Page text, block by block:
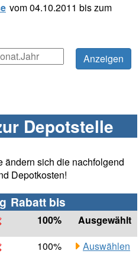
vom 04.10.2011 bis zum
Depotstelle
ändern sich die nachfolgend
Depotkosten!
Rabatt bis
100%
Ausgewählt
100%
Auswählen